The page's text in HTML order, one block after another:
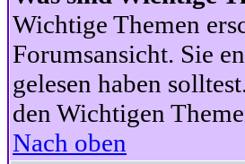
Wichtige Themen
Forumsansicht. Sie
gelesen haben
den Wichtigen
Nach oben